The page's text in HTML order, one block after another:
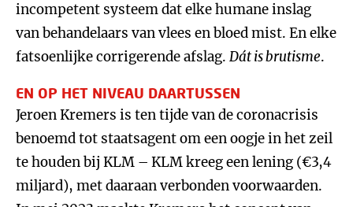
incompetent systeem dat elke humane inslag
van behandelaars van vlees en bloed mist. En elke
fatsoenlijke corrigerende afslag. Dát is brutisme.
EN OP HET NIVEAU DAARTUSSEN
Jeroen Kremers is ten tijde van de coronacrisis
benoemd tot staatsagent om een oogje in het zeil
te houden bij KLM – KLM kreeg een lening (€3,4
miljard), met daaraan verbonden voorwaarden.